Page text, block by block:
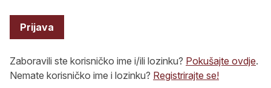
Prijava
Zaboravili ste korisničko ime i/ili lozinku? Pokušajte ovdje.
Nemate korisničko ime i lozinku? Registrirajte se!